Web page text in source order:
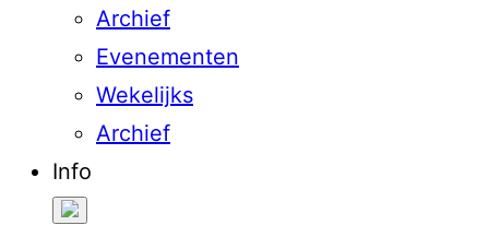
Archief
Evenementen
Wekelijks
Archief
Info